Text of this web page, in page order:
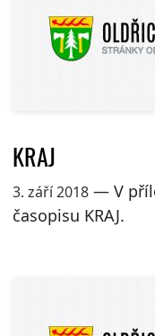
KRAJ
3. září 2018— V
časopisu KRAJ.